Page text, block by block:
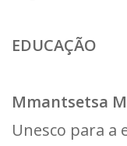
EDUCAÇÃO
Mmantsetsa
Unesco para a